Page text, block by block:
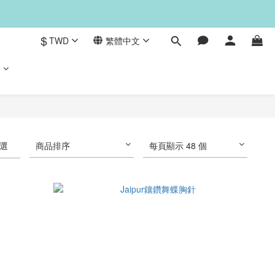
$TWD 繁體中文
商品排序 每頁顯示 48 個